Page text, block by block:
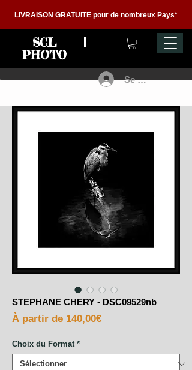
LIVRAISON GRATUITE pour de nombreux Pays*
SCL
PHOTO
Se connecter
STEPHANE CHERY - DSC09529nb
À partir de 140,00€Prix
Choix du Format *